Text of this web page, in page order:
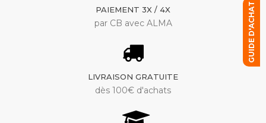
PAIEMENT 3X / 4X
par CB avec ALMA
LIVRAISON GRATUITE
dès 100€ d'achats
GUIDE D'ACHAT